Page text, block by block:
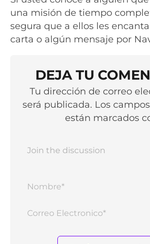
una misión de tiempo
segura que a ellos les
carta o algún mensaje por
DEJA TU
Tu dirección de correo
será publicada. Los
están marcados